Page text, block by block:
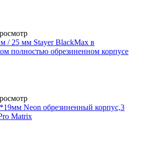
м / 25 мм Stayer BlackMax в
полностью обрезиненном корпусе
Neon обрезиненный корпус,3
Matrix